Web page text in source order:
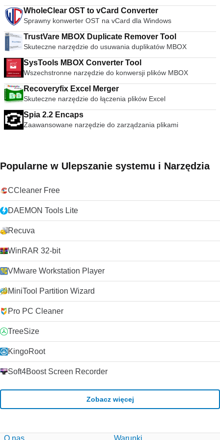
najbardziej wszechstronny, stabilny i wysokiej jakości
darmowy odtwarzacz multimediów. Słusznie dominuje na
lat i wygląda na to, że może przez kolejne 10 lat dzięki
ciągłemu rozwojowi i ulepszaniu przez VideoLAN Org.
Szukasz VLC Media Player w wersji dla komputerów Mac?
Pobierz tutaj
WholeClear OST to vCard Converter
Sprawny konwerter OST na vCard dla Windows
TrustVare MBOX Duplicate Remover Tool
Skuteczne narzędzie do usuwania duplikatów MBOX
SysTools MBOX Converter Tool
Wszechstronne narzędzie do konwersji plików MBOX
Recoveryfix Excel Merger
Skuteczne narzędzie do łączenia plików Excel
Spia 2.2 Encaps
Zaawansowane narzędzie do zarządzania plikami
Popularne w Ulepszanie systemu i Narzędzia
CCleaner Free
DAEMON Tools Lite
Recuva
WinRAR 32-bit
VMware Workstation Player
MiniTool Partition Wizard
Pro PC Cleaner
TreeSize
KingoRoot
Soft4Boost Screen Recorder
Zobacz więcej
O nas Warunki